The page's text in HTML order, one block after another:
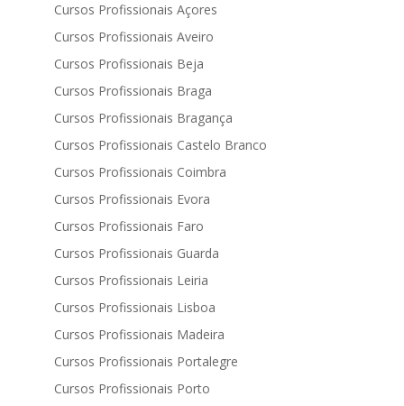
Cursos Profissionais Açores
Cursos Profissionais Aveiro
Cursos Profissionais Beja
Cursos Profissionais Braga
Cursos Profissionais Bragança
Cursos Profissionais Castelo Branco
Cursos Profissionais Coimbra
Cursos Profissionais Evora
Cursos Profissionais Faro
Cursos Profissionais Guarda
Cursos Profissionais Leiria
Cursos Profissionais Lisboa
Cursos Profissionais Madeira
Cursos Profissionais Portalegre
Cursos Profissionais Porto